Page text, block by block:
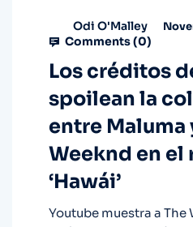
Odi O'Malley
Comments (0)
Los créditos
spoilean la
entre Maluma
Weeknd en el
‘Hawái’
Youtube muestra a